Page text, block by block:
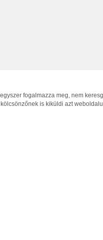
fogalmazza meg, nem
is kiküldi azt